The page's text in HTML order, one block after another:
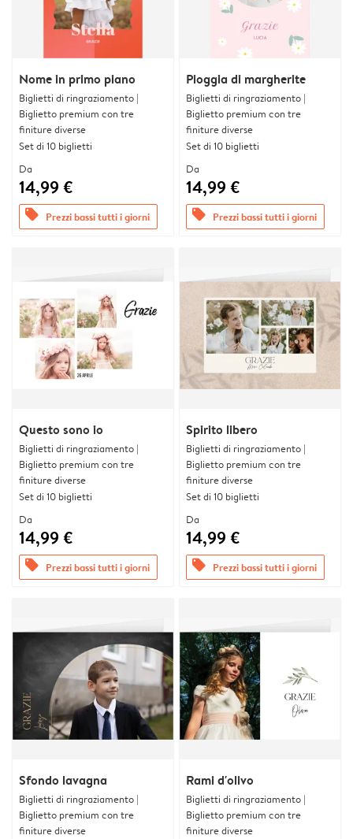
Nome in primo piano
Biglietti di ringraziamento |
Biglietto premium con tre
finiture diverse
Set di 10 biglietti
Da
14,99 €
offers Prezzi bassi tutti i giorni
Pioggia di margherite
Biglietti di ringraziamento |
Biglietto premium con tre
finiture diverse
Set di 10 biglietti
Da
14,99 €
offers Prezzi bassi tutti i giorni
Questo sono io
Biglietti di ringraziamento |
Biglietto premium con tre
finiture diverse
Set di 10 biglietti
Da
14,99 €
offers Prezzi bassi tutti i giorni
Spirito libero
Biglietti di ringraziamento |
Biglietto premium con tre
finiture diverse
Set di 10 biglietti
Da
14,99 €
offers Prezzi bassi tutti i giorni
Sfondo lavagna
Biglietti di ringraziamento |
Biglietto premium con tre
finiture diverse
Rami d'olivo
Biglietti di ringraziamento |
Biglietto premium con tre
finiture diverse